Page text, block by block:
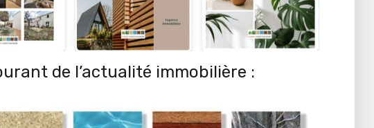
de l’actualité immobilière :